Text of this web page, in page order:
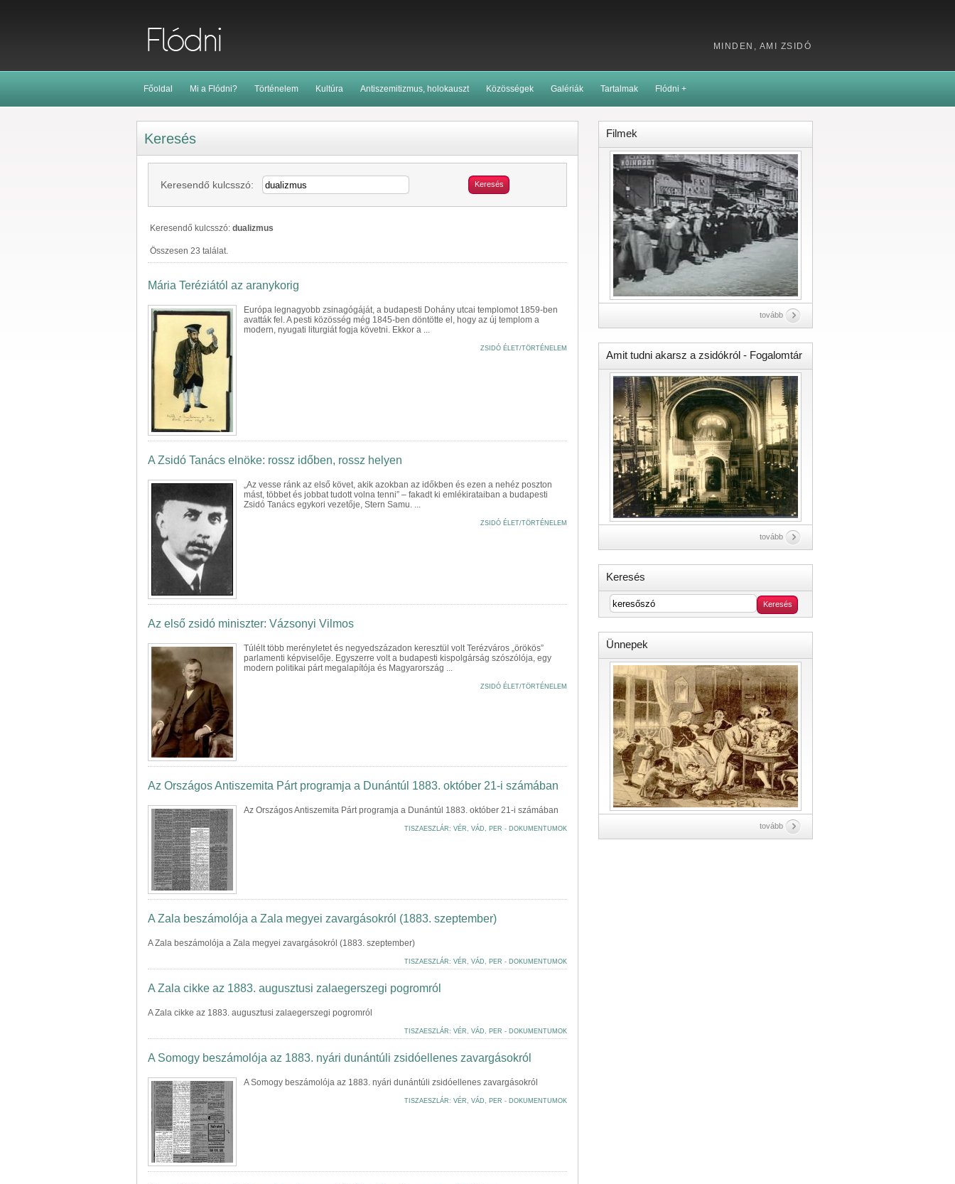
MINDEN, AMI ZSIDÓ
Főoldal Mi a Flódni? Történelem Kultúra Antiszemitizmus, holokauszt Közösségek Galériák Tartalmak Flódni +
Keresés
Keresendő kulcsszó: Keresés
Keresendő kulcsszó: dualizmus
Összesen 23 találat.
Mária Teréziától az aranykorig
Európa legnagyobb zsinagógáját, a budapesti Dohány utcai templomot 1859-ben
avatták fel. A pesti közösség még 1845-ben döntötte el, hogy az új templom a
modern, nyugati liturgiát fogja követni. Ekkor a ...
ZSIDÓ ÉLET/TÖRTÉNELEM
A Zsidó Tanács elnöke: rossz időben, rossz helyen
„Az vesse ránk az első követ, akik azokban az időkben és ezen a nehéz poszton
mást, többet és jobbat tudott volna tenni” – fakadt ki emlékirataiban a budapesti
Zsidó Tanács egykori vezetője, Stern Samu. ...
ZSIDÓ ÉLET/TÖRTÉNELEM
Az első zsidó miniszter: Vázsonyi Vilmos
Túlélt több merényletet és negyedszázadon keresztül volt Terézváros „örökös”
parlamenti képviselője. Egyszerre volt a budapesti kispolgárság szószólója, egy
modern politikai párt megalapítója és Magyarország ...
ZSIDÓ ÉLET/TÖRTÉNELEM
Az Országos Antiszemita Párt programja a Dunántúl 1883. október 21-i számában
Az Országos Antiszemita Párt programja a Dunántúl 1883. október 21-i számában
TISZAESZLÁR: VÉR, VÁD, PER - DOKUMENTUMOK
A Zala beszámolója a Zala megyei zavargásokról (1883. szeptember)
A Zala beszámolója a Zala megyei zavargásokról (1883. szeptember)
TISZAESZLÁR: VÉR, VÁD, PER - DOKUMENTUMOK
A Zala cikke az 1883. augusztusi zalaegerszegi pogromról
A Zala cikke az 1883. augusztusi zalaegerszegi pogromról
TISZAESZLÁR: VÉR, VÁD, PER - DOKUMENTUMOK
A Somogy beszámolója az 1883. nyári dunántúli zsidóellenes zavargásokról
A Somogy beszámolója az 1883. nyári dunántúli zsidóellenes zavargásokról
TISZAESZLÁR: VÉR, VÁD, PER - DOKUMENTUMOK
Filmek
tovább
Amit tudni akarsz a zsidókról - Fogalomtár
tovább
Keresés
Ünnepek
tovább